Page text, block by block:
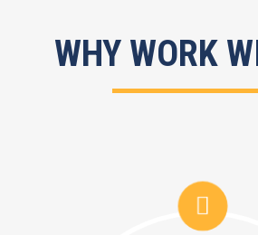
WHY WORK